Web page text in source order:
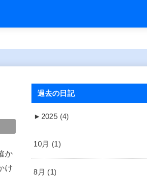
か
け
過去の日記
► 2025 (4)
10月 (1)
8月 (1)